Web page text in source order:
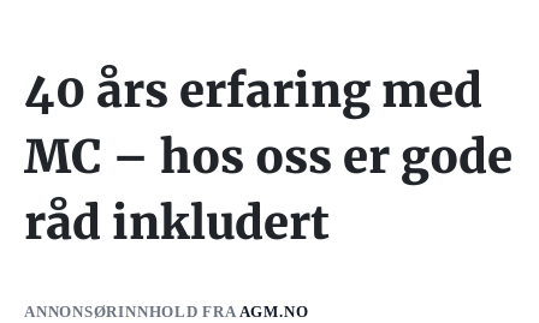
40 års erfaring med
MC – hos oss er gode
råd inkludert
ANNONSØRINNHOLD FRA AGM.NO